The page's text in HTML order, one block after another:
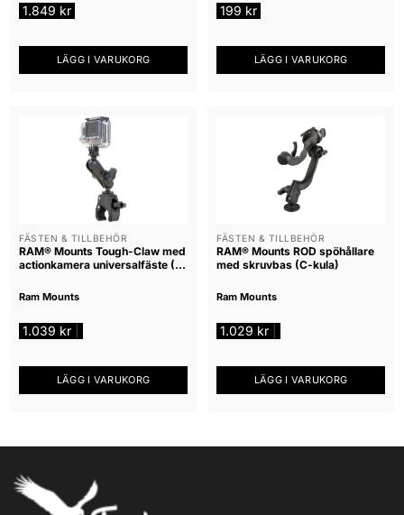
1.849 kr
LÄGG I VARUKORG
199 kr
LÄGG I VARUKORG
FÄSTEN & TILLBEHÖR
RAM® Mounts Tough-Claw med
actionkamera universalfäste (B-
Ram Mounts
1.039 kr
LÄGG I VARUKORG
FÄSTEN & TILLBEHÖR
RAM® Mounts ROD spöhållare
med skruvbas (C-kula)
Ram Mounts
1.029 kr
LÄGG I VARUKORG